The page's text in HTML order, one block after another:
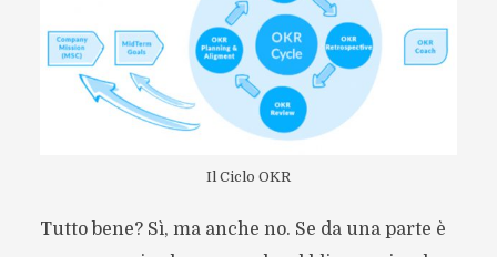
Il Ciclo OKR
Tutto bene? Sì, ma anche no. Se da una parte è